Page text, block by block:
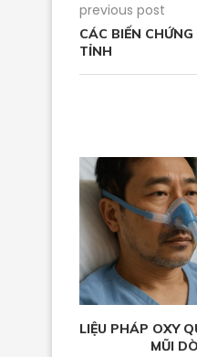
previous post
CÁC BIẾN
TỈNH
LIỆU PHÁP OXY
MŨI